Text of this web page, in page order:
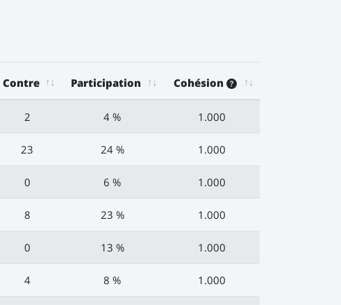
Contre Participation Cohésion
2 4 % 1.000
23 24 % 1.000
0 6 % 1.000
8 23 % 1.000
0 13 % 1.000
4 8 % 1.000